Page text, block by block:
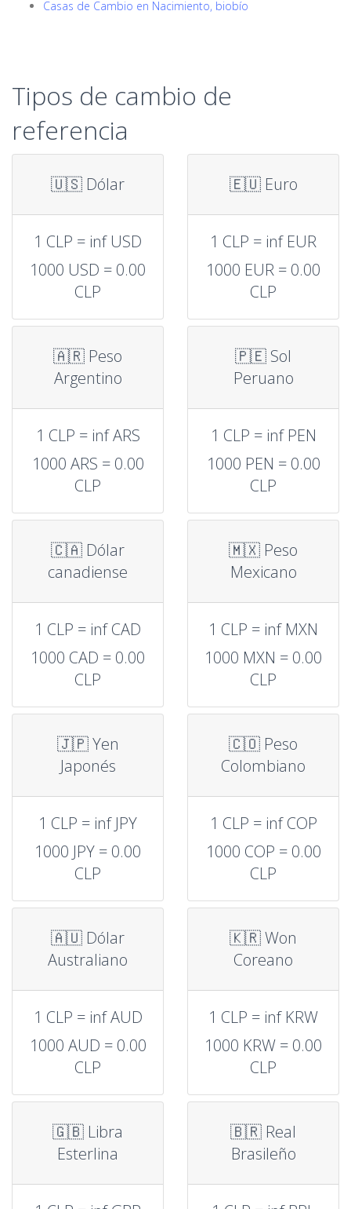
Casas de Cambio en Nacimiento, biobío
Tipos de cambio de
referencia
🇺🇸 Dólar
1 CLP = inf USD
1000 USD = 0.00
CLP
🇪🇺 Euro
1 CLP = inf EUR
1000 EUR = 0.00
CLP
🇦🇷 Peso
Argentino
1 CLP = inf ARS
1000 ARS = 0.00
CLP
🇵🇪 Sol
Peruano
1 CLP = inf PEN
1000 PEN = 0.00
CLP
🇨🇦 Dólar
canadiense
1 CLP = inf CAD
1000 CAD = 0.00
CLP
🇲🇽 Peso
Mexicano
1 CLP = inf MXN
1000 MXN = 0.00
CLP
🇯🇵 Yen
Japonés
1 CLP = inf JPY
1000 JPY = 0.00
CLP
🇨🇴 Peso
Colombiano
1 CLP = inf COP
1000 COP = 0.00
CLP
🇦🇺 Dólar
Australiano
1 CLP = inf AUD
1000 AUD = 0.00
CLP
🇰🇷 Won
Coreano
1 CLP = inf KRW
1000 KRW = 0.00
CLP
🇬🇧 Libra
Esterlina
🇧🇷 Real
Brasileño